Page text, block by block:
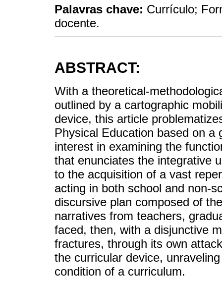
Palavras chave: Currículo;
docente.
ABSTRACT:
With a theoretical-
outlined by a cartographic
device, this article
Physical Education based on a
interest in examining the
that enunciates the integrative
to the acquisition of a vast
acting in both school and non-
discursive plan composed of
narratives from teachers,
faced, then, with a disjunctive
fractures, through its own
the curricular device,
condition of a curriculum.